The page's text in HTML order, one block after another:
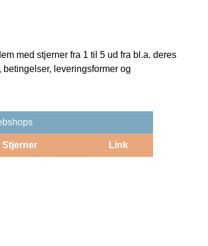
med stjerner fra 1 til 5 ud fra bl.a. deres
leveringsformer og
Stjerner Link